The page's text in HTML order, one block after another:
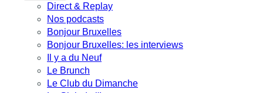
Direct & Replay
Nos podcasts
Bonjour Bruxelles
Bonjour Bruxelles: les interviews
Il y a du Neuf
Le Brunch
Le Club du Dimanche